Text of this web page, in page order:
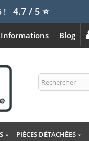
! 4.7 / 5⭐
Blog
Informations
PIÈCES DÉTACHÉES